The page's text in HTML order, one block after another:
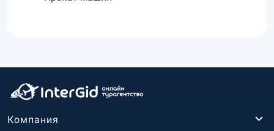
Компания